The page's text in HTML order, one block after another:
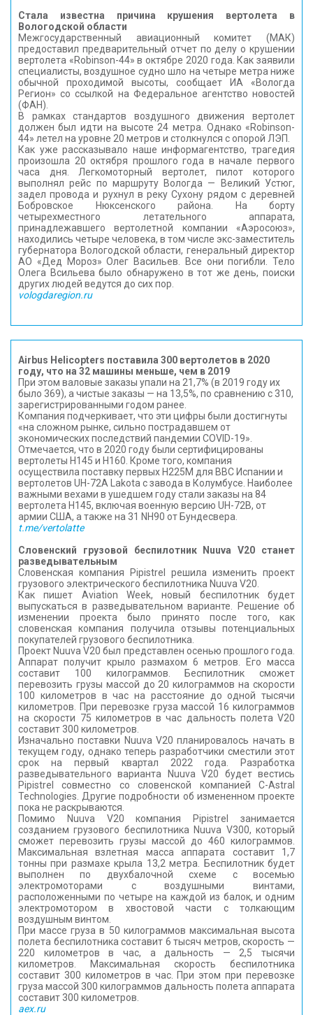
Стала известна причина крушения вертолета в
Вологодской области
Межгосударственный авиационный комитет (МАК)
предоставил предварительный отчет по делу о крушении
вертолета «Robinson-44» в октябре 2020 года. Как заявили
специалисты, воздушное судно шло на четыре метра ниже
обычной проходимой высоты, сообщает ИА «Вологда
Регион» со ссылкой на Федеральное агентство новостей
(ФАН).
В рамках стандартов воздушного движения вертолет
должен был идти на высоте 24 метра. Однако «Robinson-
44» летел на уровне 20 метров и столкнулся с опорой ЛЭП.
Как уже рассказывало наше информагентство, трагедия
произошла 20 октября прошлого года в начале первого
часа дня. Легкомоторный вертолет, пилот которого
выполнял рейс по маршруту Вологда — Великий Устюг,
задел провода и рухнул в реку Сухону рядом с деревней
Бобровское Нюксенского района. На борту
четырехместного летательного аппарата,
принадлежавшего вертолетной компании «Аэросоюз»,
находились четыре человека, в том числе экс-заместитель
губернатора Вологодской области, генеральный директор
АО «Дед Мороз» Олег Васильев. Все они погибли. Тело
Олега Всильева было обнаружено в тот же день, поиски
других людей ведутся до сих пор.
vologdaregion.ru
Airbus Helicopters поставила 300 вертолетов в 2020
году, что на 32 машины меньше, чем в 2019
При этом валовые заказы упали на 21,7% (в 2019 году их
было 369), а чистые заказы — на 13,5%, по сравнению с 310,
зарегистрированными годом ранее.
Компания подчеркивает, что эти цифры были достигнуты
«на сложном рынке, сильно пострадавшем от
экономических последствий пандемии COVID-19».
Отмечается, что в 2020 году были сертифицированы
вертолеты H145 и H160. Кроме того, компания
осуществила поставку первых H225M для ВВС Испании и
вертолетов UH-72A Lakota с завода в Колумбусе. Наиболее
важными вехами в ушедшем году стали заказы на 84
вертолета H145, включая военную версию UH-72B, от
армии США, а также на 31 NH90 от Бундесвера.
t.me/vertolatte
Словенский грузовой беспилотник Nuuva V20 станет
разведывательным
Словенская компания Pipistrel решила изменить проект
грузового электрического беспилотника Nuuva V20.
Как пишет Aviation Week, новый беспилотник будет
выпускаться в разведывательном варианте. Решение об
изменении проекта было принято после того, как
словенская компания получила отзывы потенциальных
покупателей грузового беспилотника.
Проект Nuuva V20 был представлен осенью прошлого года.
Аппарат получит крыло размахом 6 метров. Его масса
составит 100 килограммов. Беспилотник сможет
перевозить грузы массой до 20 килограммов на скорости
100 километров в час на расстояние до одной тысячи
километров. При перевозке груза массой 16 килограммов
на скорости 75 километров в час дальность полета V20
составит 300 километров.
Изначально поставки Nuuva V20 планировалось начать в
текущем году, однако теперь разработчики сместили этот
срок на первый квартал 2022 года. Разработка
разведывательного варианта Nuuva V20 будет вестись
Pipistrel совместно со словенской компанией C-Astral
Technologies. Другие подробности об измененном проекте
пока не раскрываются.
Помимо Nuuva V20 компания Pipistrel занимается
созданием грузового беспилотника Nuuva V300, который
сможет перевозить грузы массой до 460 килограммов.
Максимальная взлетная масса аппарата составит 1,7
тонны при размахе крыла 13,2 метра. Беспилотник будет
выполнен по двухбалочной схеме с восемью
электромоторами с воздушными винтами,
расположенными по четыре на каждой из балок, и одним
электромотором в хвостовой части с толкающим
воздушным винтом.
При массе груза в 50 килограммов максимальная высота
полета беспилотника составит 6 тысяч метров, скорость —
220 километров в час, а дальность — 2,5 тысячи
километров. Максимальная скорость беспилотника
составит 300 километров в час. При этом при перевозке
груза массой 300 килограммов дальность полета аппарата
составит 300 километров.
aex.ru